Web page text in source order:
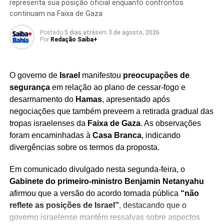
TÓPICOS RELACIONADOS
CESSAR-FOGO
CONFLITO RÚSSIA UCRÂNIA
CÚPULA RÚSSIA EUA
DIPLOMACIA GLOBAL
EMIRADOS ÁRABES
ESTADOS UNIDOS
GUERRA NA UCRÂNIA
KREMLIN
NEGOCIAÇÃO INTERNACIONAL
ORIENTE MÉDIO
POLÍTICA INTERNACIONAL
REUNIÃO DIPLOMÁTICA
SANÇÕES ECONÔMICAS
TRUMP ZELENSKI
Trump comemora tarifas sobre importações:
“Bilhões agora fluem para os EUA”
NÃO PERCA
EUA condenam prisão domiciliar de Bolsonaro e
criticam ministro Alexandre de Moraes
fraude, após identificar a necessidade de informações
que, segundo ele, não foram devidamente apresentadas
pela companhia. O executivo explicou ainda que
documentos enviados pelos bancos aos auditores
servem como apoio às auditorias e não representam
empresa.
O caso segue sendo investigado pelaPolícia Federal
que ampliou as apurações sobre a fraude bilionária por
meio de novas fases da Operação Disclosure. As
investigações incluem o cumprimento de mandados de
busca envolvendo acionistas da companhia e executivos
possíveis crimes relacionados à manipulação de
mercado e associação criminosa.
Além de comentar a investigação,Milton Maluhy avaliou
o cenário econômico brasileiro e internacional,
representa sua posição oficial enquanto confrontos
continuam na Faixa de Gaza
Postado 5 dias atrásem 3 de agosto, 2026
Por Redação Saiba+
O governo de Israel manifestou preocupações de
segurançaem relação ao plano de cessar-fogo e
desarmamento do Hamas, apresentado após
negociações que também preveem a retirada gradual das
tropas israelenses da Faixa de Gaza. As observações
foram encaminhadas à Casa Branca, indicando
divergências sobre os termos da proposta.
Em comunicado divulgado nesta segunda-feira, o
Gabinete do primeiro-ministro Benjamin Netanyahu
afirmou que a versão do acordo tornada pública “não
reflete as posições de Israel”, destacando que o
governo israelense mantém ressalvas sobre aspectos